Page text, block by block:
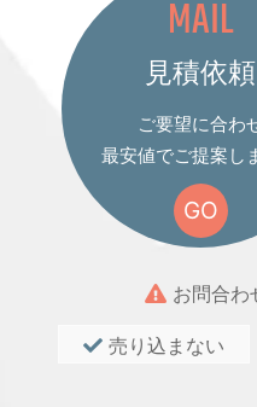
MAIL
見積依頼
ご要望に合わ
最安値でご提案し
GO
お問合わ
売り込まない